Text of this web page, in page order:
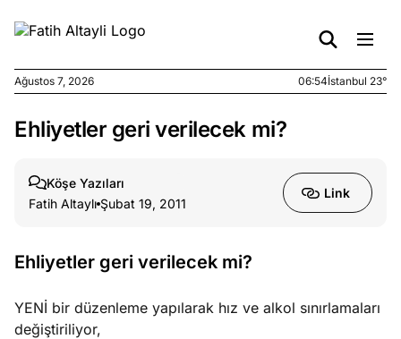
Ağustos
yasalar
Ağustos
stok
caiz
Ağustos 7, 2026 06:54İstanbul 23°
Ehliyetler geri verilecek mi?
Köşe Yazıları
Fatih Altaylı Şubat 19, 2011
Link
Ehliyetler geri verilecek mi?
YENİ bir düzenleme yapılarak hız ve alkol sınırlamaları
değiştiriliyor,